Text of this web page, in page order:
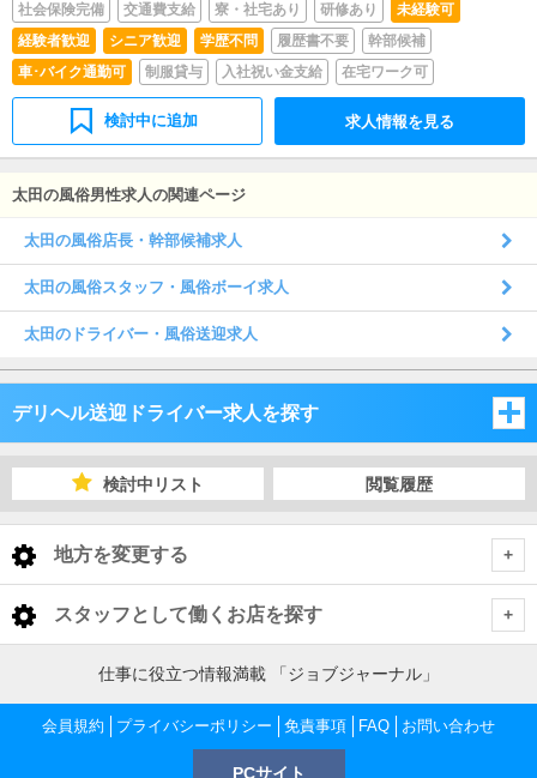
社会保険完備
交通費支給 寮・社宅あり 研修あり
未経験可
経験者歓迎
シニア歓迎 学歴不問 履歴書不要
幹部候補
車･バイク通勤可
制服貸与 入社祝い金支給 在宅ワーク可
検討中に追加 求人情報を見る
太田の風俗男性求人の関連ページ
太田の風俗店長・幹部候補求人
太田の風俗スタッフ・風俗ボーイ求人
太田のドライバー・風俗送迎求人
デリヘル送迎ドライバー求人を探す
埼玉県
さいたま市・中央地域 デリヘル送迎ドライバー
越谷・東部地域
千葉市茨城県 デリヘル送迎ドライバー
検討中リスト 閲覧履歴
地方を変更する
< 全国トップ
北海道 男性高収入
東北 男性高収入
南関東 男性高収入
スタッフとして働くお店を探す
東京都
東京 男性高収入
神奈川県
仕事に役立つ情報満載 「ジョブジャーナル」
会員規約 プライバシーポリシー 免責事項 FAQ お問い合わせ
PCサイト